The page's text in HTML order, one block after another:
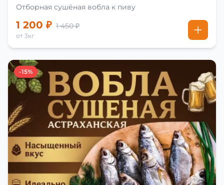
Отборная сушёная вобла к пиву
1 200 ₽ 1 450 ₽
от 3кг
-15%